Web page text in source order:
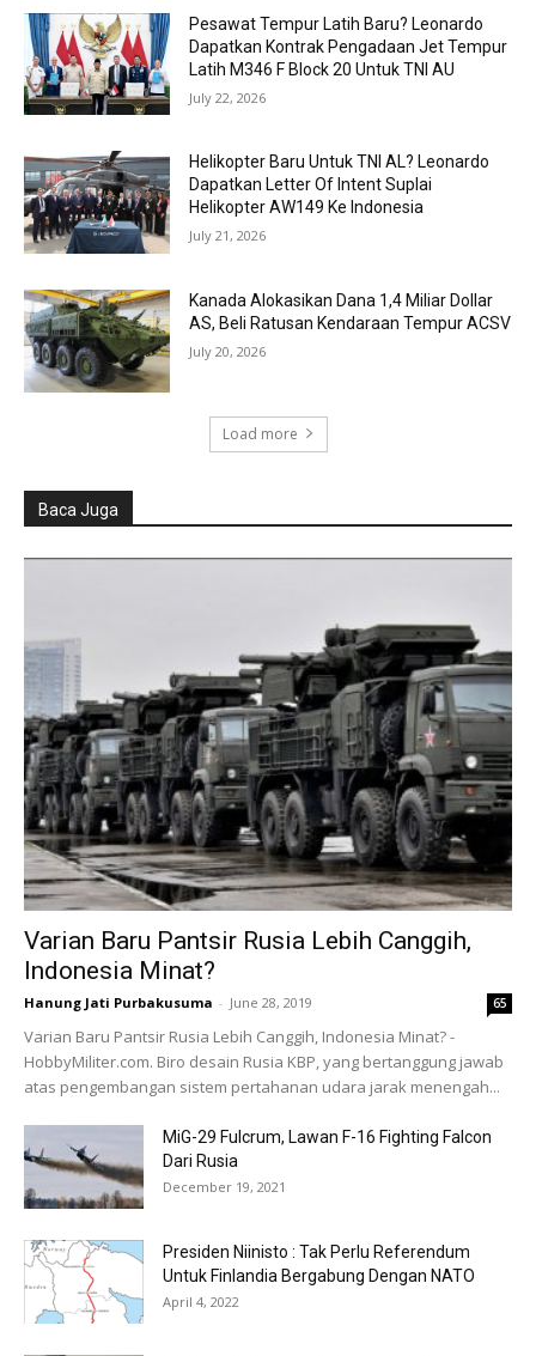
Pesawat Tempur Latih Baru? Leonardo
Dapatkan Kontrak Pengadaan Jet Tempur
Latih M346 F Block 20 Untuk TNI AU
July 22, 2026
Helikopter Baru Untuk TNI AL? Leonardo
Dapatkan Letter Of Intent Suplai
Helikopter AW149 Ke Indonesia
July 21, 2026
Kanada Alokasikan Dana 1,4 Miliar Dollar
AS, Beli Ratusan Kendaraan Tempur ACSV
July 20, 2026
Load more
Baca Juga
Varian Baru Pantsir Rusia Lebih Canggih,
Indonesia Minat?
Hanung Jati Purbakusuma - June 28, 2019 65
Varian Baru Pantsir Rusia Lebih Canggih, Indonesia Minat? -
HobbyMiliter.com. Biro desain Rusia KBP, yang bertanggung jawab
atas pengembangan sistem pertahanan udara jarak menengah...
MiG-29 Fulcrum, Lawan F-16 Fighting Falcon
Dari Rusia
December 19, 2021
Presiden Niinisto : Tak Perlu Referendum
Untuk Finlandia Bergabung Dengan NATO
April 4, 2022